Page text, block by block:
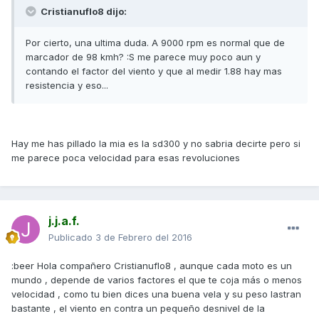
Cristianuflo8 dijo:
Por cierto, una ultima duda. A 9000 rpm es normal que de
marcador de 98 kmh? :S me parece muy poco aun y
contando el factor del viento y que al medir 1.88 hay mas
resistencia y eso...
Hay me has pillado la mia es la sd300 y no sabria decirte pero si
me parece poca velocidad para esas revoluciones
j.j.a.f.
Publicado 3 de Febrero del 2016
:beer Hola compañero Cristianuflo8 , aunque cada moto es un
mundo , depende de varios factores el que te coja más o menos
velocidad , como tu bien dices una buena vela y su peso lastran
bastante , el viento en contra un pequeño desnivel de la